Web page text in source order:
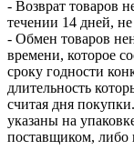
- Возврат товаров
течении 14 дней,
- Обмен товаров
времени, которое
сроку годности
длительность
считая дня
указаны на
поставщиком, либо